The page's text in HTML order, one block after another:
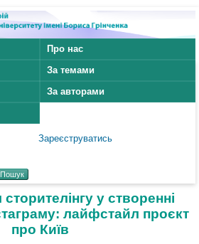
Про нас
За темами
За авторами
Зареєструватись
у створенні
лайфстайл проєкт
про Київ